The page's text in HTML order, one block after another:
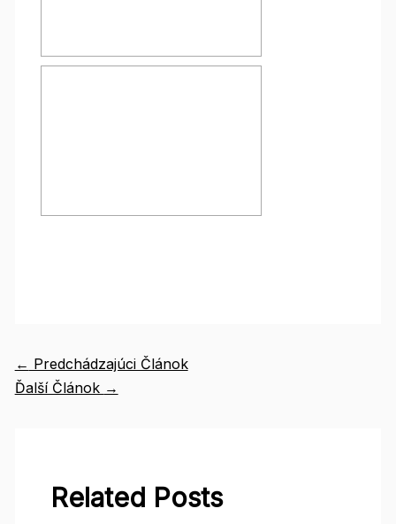
← Predchádzajúci Článok
Ďalší Článok →
Related Posts